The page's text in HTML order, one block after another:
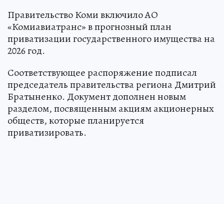
Правительство Коми включило АО
«Комиавиатранс» в прогнозный план
приватизации государственного имущества на
2026 год.
Соответствующее распоряжение подписал
председатель правительства региона Дмитрий
Братыненко. Документ дополнен новым
разделом, посвященным акциям акционерных
обществ, которые планируется
приватизировать.